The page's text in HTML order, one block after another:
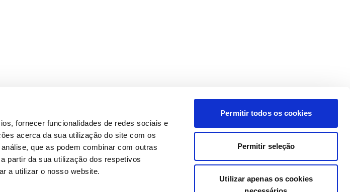
fornecer funcionalidades de redes sociais e
acerca da sua utilização do site com os
que as podem combinar com outras
partir da sua utilização dos respetivos
a utilizar o nosso website.
Permitir todos os cookies
Permitir seleção
Utilizar apenas os cookies